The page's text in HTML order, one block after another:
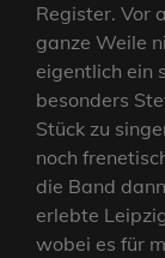
Register. Vor
ganze Weile
eigentlich ein
besonders
Stück zu
noch
die Band
erlebte
wobei es für